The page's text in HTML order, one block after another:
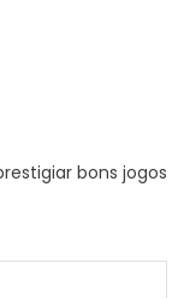
bons jogos